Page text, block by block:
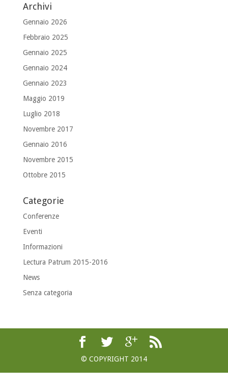
Archivi
Gennaio 2026
Febbraio 2025
Gennaio 2025
Gennaio 2024
Gennaio 2023
Maggio 2019
Luglio 2018
Novembre 2017
Gennaio 2016
Novembre 2015
Ottobre 2015
Categorie
Conferenze
Eventi
Informazioni
Lectura Patrum 2015-2016
News
Senza categoria
© COPYRIGHT 2014